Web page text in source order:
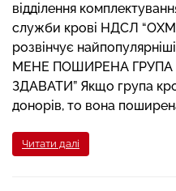
відділення
служби крові НДСЛ
розвінчує
МЕНЕ ПОШИРЕНА ГРУПА
ЗДАВАТИ” Якщо група
донорів, то вона
Читати далі